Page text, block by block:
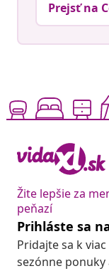
Prejsť na
Žite lepšie za
peňazí
Prihláste sa
Pridajte sa k
sezónne ponuky